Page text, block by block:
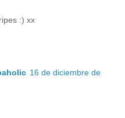
:) xx
16 de diciembre de